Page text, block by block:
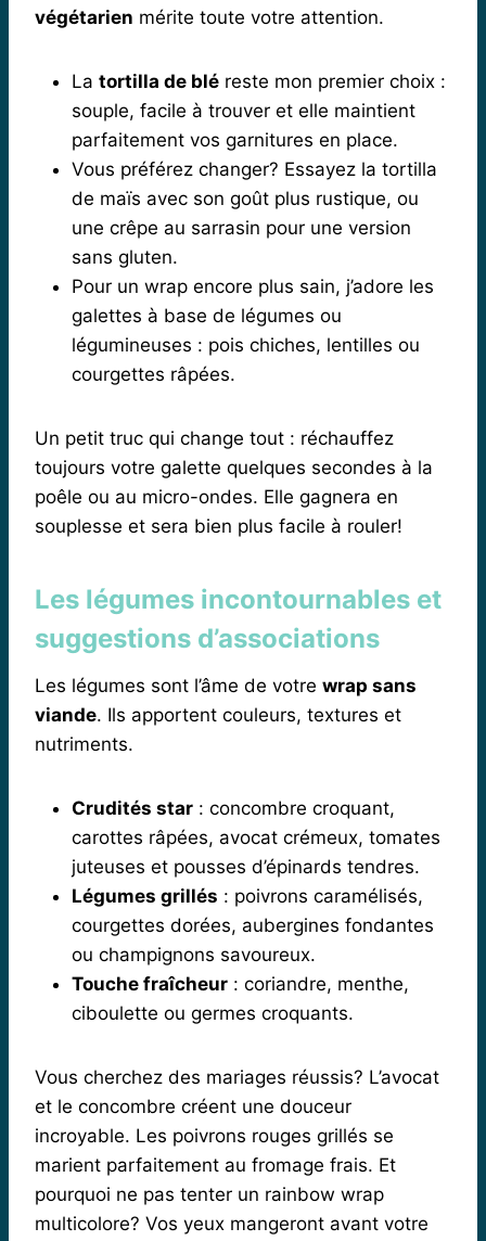
végétarien mérite toute votre attention.
La tortilla de blé reste mon premier choix :
souple, facile à trouver et elle maintient
parfaitement vos garnitures en place.
Vous préférez changer? Essayez la tortilla
de maïs avec son goût plus rustique, ou
une crêpe au sarrasin pour une version
sans gluten.
Pour un wrap encore plus sain, j’adore les
galettes à base de légumes ou
légumineuses : pois chiches, lentilles ou
courgettes râpées.
Un petit truc qui change tout : réchauffez
toujours votre galette quelques secondes à la
poêle ou au micro-ondes. Elle gagnera en
souplesse et sera bien plus facile à rouler!
Les légumes incontournables et
suggestions d’associations
Les légumes sont l’âme de votre wrap sans
viande. Ils apportent couleurs, textures et
nutriments.
Crudités star : concombre croquant,
carottes râpées, avocat crémeux, tomates
juteuses et pousses d’épinards tendres.
Légumes grillés : poivrons caramélisés,
courgettes dorées, aubergines fondantes
ou champignons savoureux.
Touche fraîcheur : coriandre, menthe,
ciboulette ou germes croquants.
Vous cherchez des mariages réussis? L’avocat
et le concombre créent une douceur
incroyable. Les poivrons rouges grillés se
marient parfaitement au fromage frais. Et
pourquoi ne pas tenter un rainbow wrap
multicolore? Vos yeux mangeront avant votre